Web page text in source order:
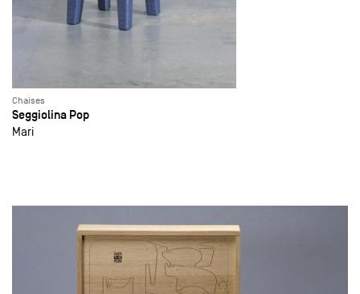
Chaises
Seggiolina Pop
Mari